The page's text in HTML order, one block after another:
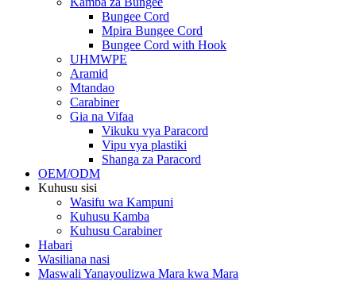
Bungee Cord
Mpira Bungee Cord
Bungee Cord with Hook
UHMWPE
Aramid
Mtandao
Carabiner
Gia na Vifaa
Vikuku vya Paracord
Vipu vya plastiki
Shanga za Paracord
OEM/ODM
Kuhusu sisi
Wasifu wa Kampuni
Kuhusu Kamba
Kuhusu Carabiner
Habari
Wasiliana nasi
Maswali Yanayoulizwa Mara kwa Mara